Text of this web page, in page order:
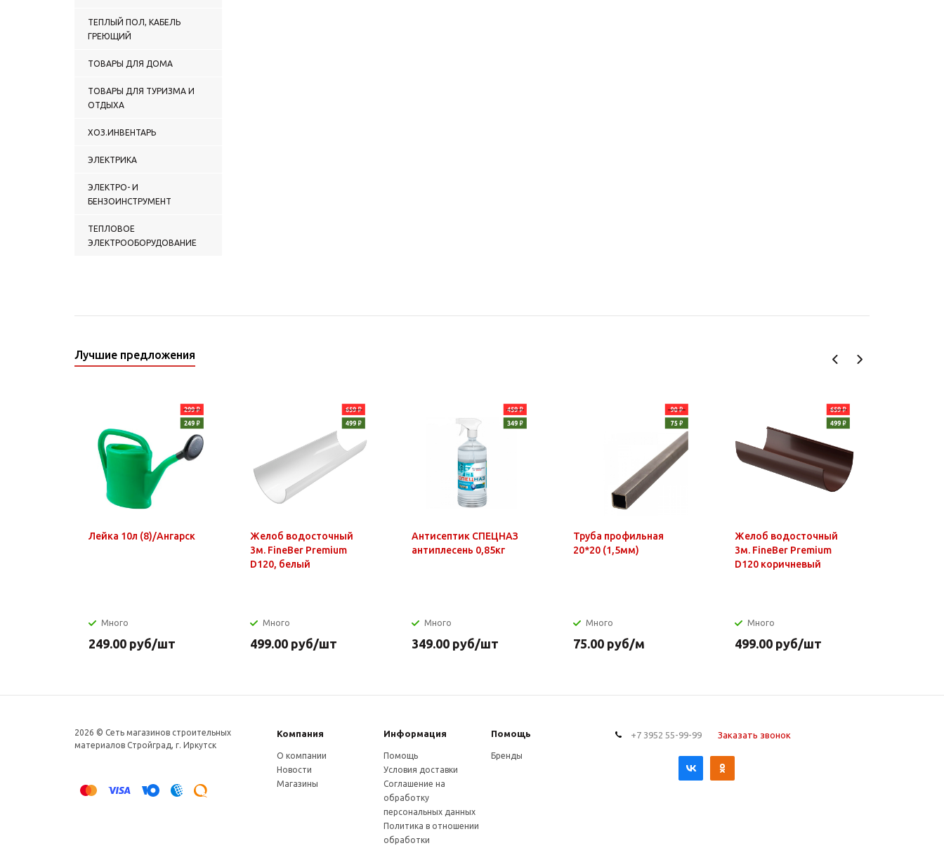
ТЕПЛЫЙ ПОЛ, КАБЕЛЬ
ГРЕЮЩИЙ
ТОВАРЫ ДЛЯ ДОМА
ТОВАРЫ ДЛЯ ТУРИЗМА И
ОТДЫХА
ХОЗ.ИНВЕНТАРЬ
ЭЛЕКТРИКА
ЭЛЕКТРО- И
БЕНЗОИНСТРУМЕНТ
ТЕПЛОВОЕ
ЭЛЕКТРООБОРУДОВАНИЕ
Лучшие предложения
Лейка 10л (8)/Ангарск
Много
249.00 руб/шт
Желоб водосточный
3м. FineBer Premium
D120, белый
Много
499.00 руб/шт
Антисептик СПЕЦНАЗ
антиплесень 0,85кг
Много
349.00 руб/шт
Труба профильная
20*20 (1,5мм)
Много
75.00 руб/м
Желоб водосточный
3м. FineBer Premium
D120 коричневый
Много
499.00 руб/шт
2026 © Сеть магазинов строительных
материалов Стройград, г. Иркутск
Компания Информация Помощь
О компании
Новости
Магазины
Помощь
Условия доставки
Соглашение на
обработку
персональных данных
Политика в отношении
обработки
Бренды
+7 3952 55-99-99 Заказать звонок